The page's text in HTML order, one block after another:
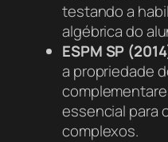
testando a
algébrica do
ESPM SP
a propriedade
essencial para
complexos.